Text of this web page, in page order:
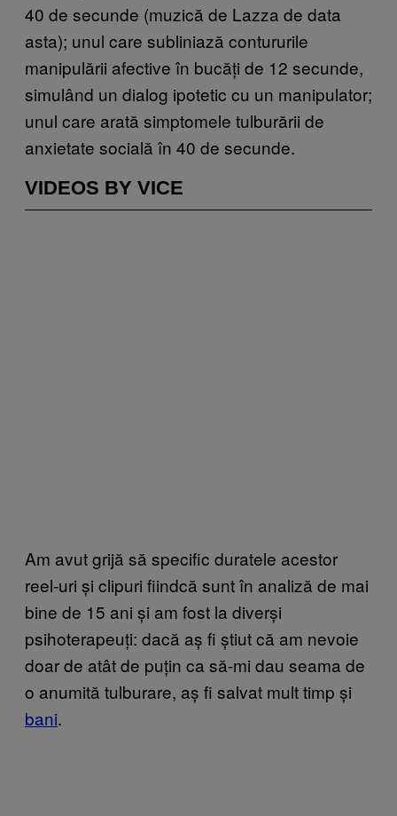
40 de secunde (muzică de Lazza de data
asta); unul care subliniază contururile
manipulării afective în bucăți de 12 secunde,
simulând un dialog ipotetic cu un manipulator;
unul care arată simptomele tulburării de
anxietate socială în 40 de secunde.
VIDEOS BY VICE
Am avut grijă să specific duratele acestor
reel-uri și clipuri fiindcă sunt în analiză de mai
bine de 15 ani și am fost la diverși
psihoterapeuți: dacă aș fi știut că am nevoie
doar de atât de puțin ca să-mi dau seama de
o anumită tulburare, aș fi salvat mult timp și
bani.